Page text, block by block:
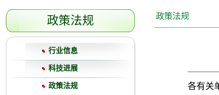
政策法规
行业信息
科技进展
政策法规
政策法规
各有关